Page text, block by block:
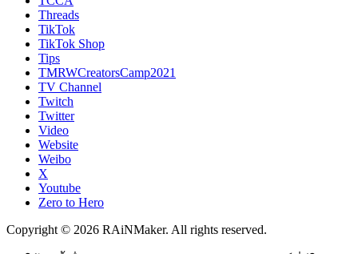
Threads
TikTok
TikTok Shop
Tips
TMRWCreatorsCamp2021
TV Channel
Twitch
Twitter
Video
Website
Weibo
X
Youtube
Zero to Hero
Copyright © 2026 RAiNMaker. All rights reserved.